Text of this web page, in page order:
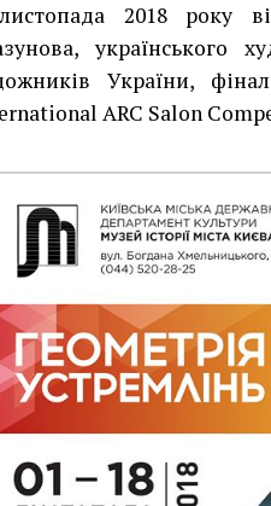
2018 року
українського
України,
ARC Salon